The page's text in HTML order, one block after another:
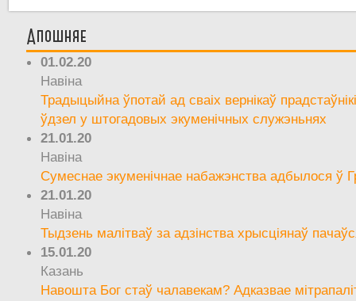
Апошняе
01.02.20
Навіна
Традыцыйна ўпотай ад сваіх вернікаў
ўдзел у штогадовых экуменічных служэньнях
21.01.20
Навіна
Сумеснае экуменічнае набажэнства адбылося ў
21.01.20
Навіна
Тыдзень малітваў за адзінства хрысціянаў
15.01.20
Казань
Навошта Бог стаў чалавекам? Адказвае